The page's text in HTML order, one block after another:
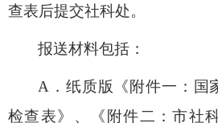
查表后提交社科处。
报送材料包括：
A ．纸质版《附件一：国
检查表》、《附件二：市社